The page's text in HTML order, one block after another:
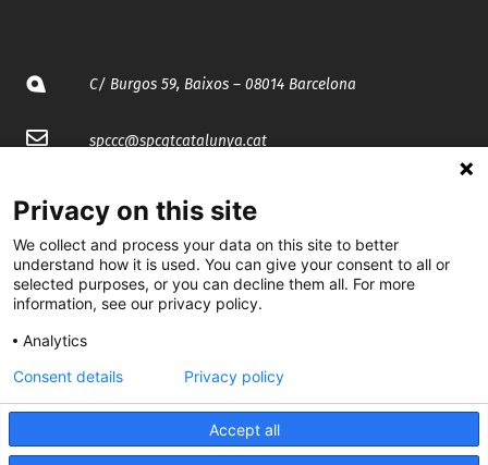
C/ Burgos 59, Baixos – 08014 Barcelona
spccc@spcgtcatalunya.cat
@CGTCatalunya
cgtcatalunya
CGTCatalunya
cgtcatalunya
Privacy on this site
We collect and process your data on this site to better
understand how it is used. You can give your consent to all or
selected purposes, or you can decline them all. For more
information, see our privacy policy.
Analytics
Accept all
Consent details Privacy policy